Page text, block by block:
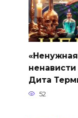
Дита
52